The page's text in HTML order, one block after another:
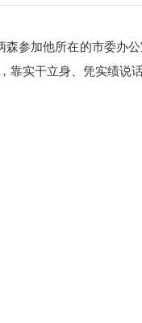
森参加他所在的市委办
靠实干立身、凭实绩说